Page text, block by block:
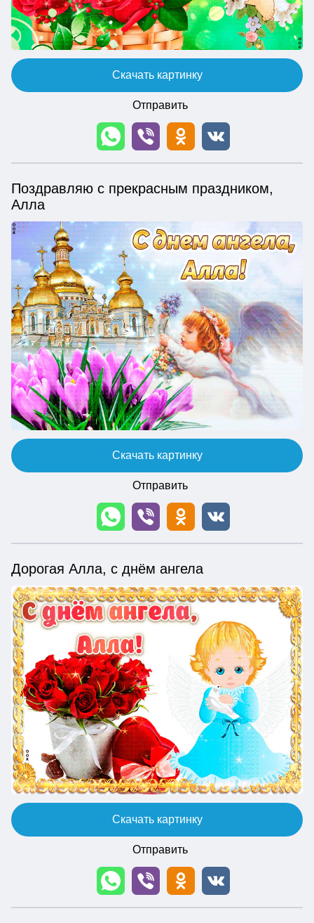
Скачать картинку
Отправить
Поздравляю с прекрасным праздником,
Алла
Скачать картинку
Отправить
Дорогая Алла, с днём ангела
Скачать картинку
Отправить